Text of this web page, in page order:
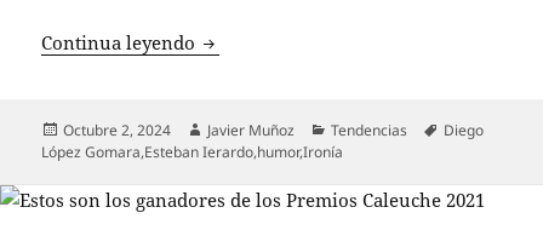
Continua leyendo El humor y la ironía: ¿por qué son
Publicado
el
Octubre 2, 2024 Autor
Javier Muñoz Categorías
Tendencias Etiquetas
Diego
López Gomara,Esteban Ierardo,humor,Ironía